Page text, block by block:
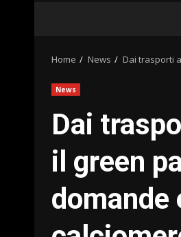
Home News Dai trasporti
News
Dai
il green
domande